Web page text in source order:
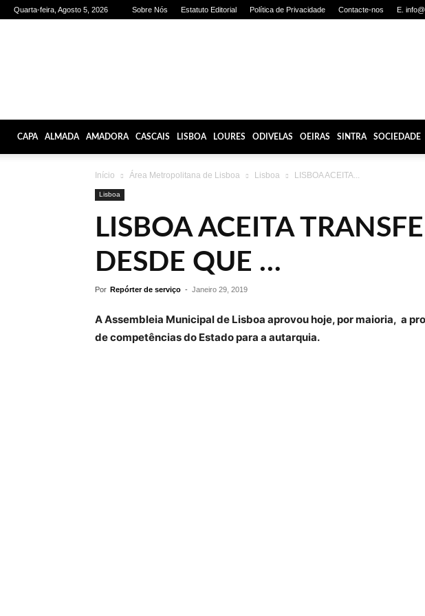
Quarta-feira, Agosto 5, 2026 Sobre Nós Estatuto Editorial Política de Privacidade Contacte-nos E.
CAPA ALMADA AMADORA CASCAIS LISBOA LOURES ODIVELAS OEIRAS SINTRA SOCIEDADE
Início Área Metropolitana de Lisboa Lisboa LISBOA ACEITA...
Lisboa
LISBOA ACEITA
DESDE QUE …
Por Repórter de serviço - Janeiro 29, 2019
A Assembleia Municipal de Lisboa aprovou hoje, por maioria, a
de competências do Estado para a autarquia.